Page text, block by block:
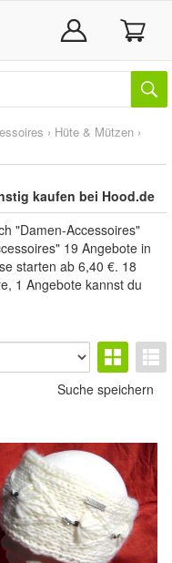
› Hüte & Mützen ›
kaufen bei Hood.de
"Damen-Accessoires"
19 Angebote in
starten ab 6,40 €. 18
1 Angebote kannst du
Suche speichern